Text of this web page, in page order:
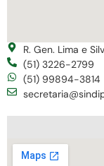
R. Gen. Lima e
(51) 3226-2799
(51) 99894-3814